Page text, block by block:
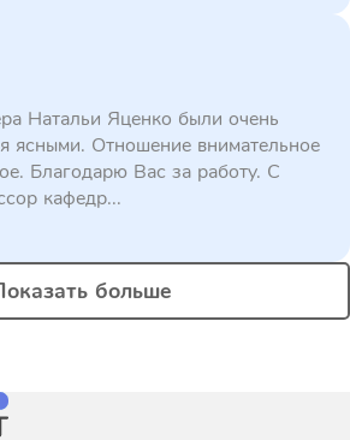
Натальи Яценко были очень
ясными. Отношение внимательное
Благодарю Вас за работу. С
кафедр...
больше